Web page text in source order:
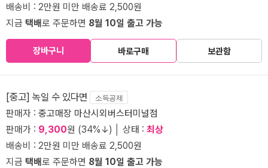
배송비 : 2만원 미만 배송료 2,500원
지금 택배로 주문하면 8월 10일 출고 가능
장바구니 바로구매 보관함
[중고] 녹일 수 있다면 소득공제
판매자 : 중고매장 마산시외버스터미널점
판매가 : 9,300원 (34%↓) │ 상태 : 최상
배송비 : 2만원 미만 배송료 2,500원
지금 택배로 주문하면 8월 10일 출고 가능